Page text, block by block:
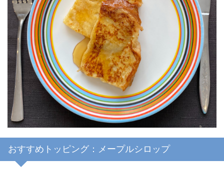
おすすめトッピング：メープルシロップ